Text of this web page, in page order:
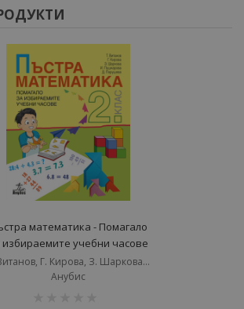
математика - Помагало
избираемите учебни часове
за 2. клас - старо издание
Т. Витанов, Г. Кирова, З. Шаркова, И. Пушкарова, Д. Парушева
Анубис